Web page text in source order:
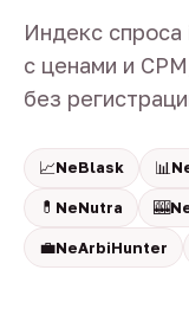
Индекс спроса
с ценами и
без
📈NeBlask 📊
💊 NeNutra 🎰
💼NeArbiHunter